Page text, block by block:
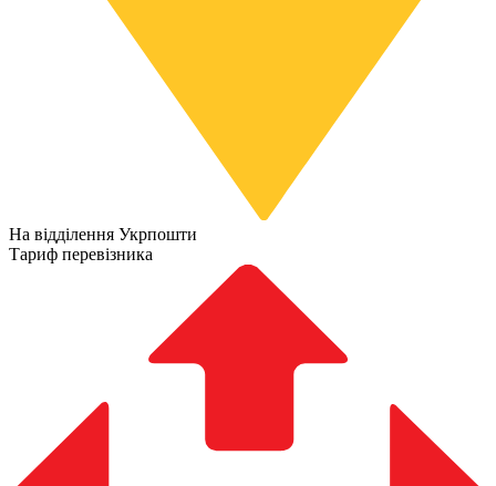
На відділення Укрпошти
Тариф перевізника